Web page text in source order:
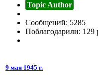
Topic Author
Сообщений: 5285
Поблагодарили: 129
9 мая 1945 г.